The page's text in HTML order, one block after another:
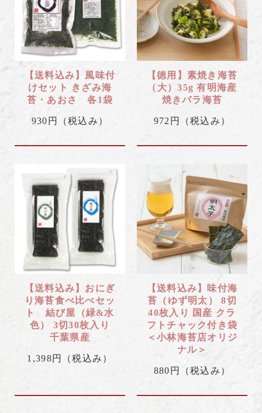
【送料込み】風味付
けセット きざみ海
苔・あおさ 各1袋
930円 （税込み）
【徳用】素焼き海苔
（大）35g 有明海産
焼きバラ海苔
972円 （税込み）
【送料込み】おにぎ
り海苔食べ比べセッ
ト 結び屋（緑&水
色） 3切30枚入り
千葉県産
1,398円 （税込み）
【送料込み】味付海
苔（ゆず明太） 8切
40枚入り 国産 クラ
フトチャック付き袋
＜小林海苔店オリジ
ナル＞
880円 （税込み）